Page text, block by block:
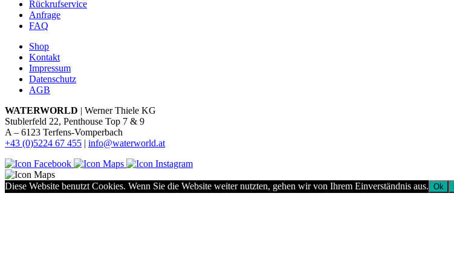
Rückrufservice
Anfrage
FAQ
Shop
Kontakt
Impressum
Datenschutz
AGB
WATERWORLD | Werner Thiele KG
Stublerfeld 22, Penthouse Top 7 & 9
A – 6123 Terfens-Vomperbach
+43 (0)5224 67 455 | info@waterworld.at
Diese Website benutzt Cookies. Wenn Sie die Website weiter nutzten, gehen wir von Ihrem Einverständnis aus. Ok